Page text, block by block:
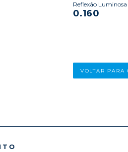
Reflexão Luminosa
0.160
VOLTAR PARA